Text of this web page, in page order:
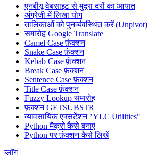
एनबीयू वेबसाइट से मुद्रा दरों का आयात
अंग्रेजी में लिखा योग
तालिकाओं को पुनर्व्यवस्थित करें (Unpivot)
समारोह Google Translate
Camel Case फ़ंक्शन
Snake Case फ़ंक्शन
Kebab Case फ़ंक्शन
Break Case फ़ंक्शन
Sentence Case फ़ंक्शन
Title Case फ़ंक्शन
Fuzzy Lookupसमारोह
फ़ंक्शन GETSUBSTR
व्यावसायिक एक्सटेंशन "YLC Utilities"
Python मैक्रो कैसे बनाएं
Python पर फ़ंक्शन कैसे लिखें
ब्लॉग